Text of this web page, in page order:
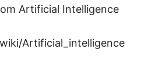
Artificial Intelligence
Artificial_intelligence